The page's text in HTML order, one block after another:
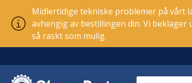
Midlertidige tekniske problemer på vårt
avhengig av bestillingen din. Vi
så raskt som mulig.